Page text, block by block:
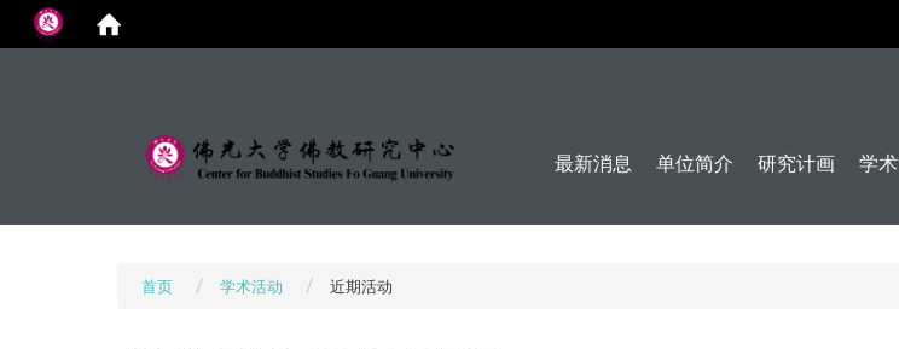
最新消息
单位简介 研究计画 学
首页 学术活动 近期活动